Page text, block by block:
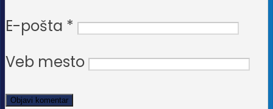
E-pošta *
Veb mesto